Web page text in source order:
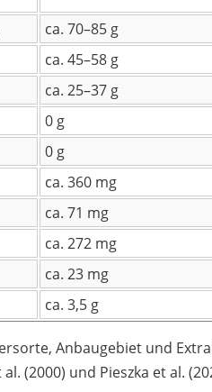
ca. 70–85 g
ca. 45–58 g
ca. 25–37 g
0 g
0 g
ca. 360 mg
ca. 71 mg
ca. 272 mg
ca. 23 mg
ca. 3,5 g
Anbaugebiet und
(2000) und Pieszka et al.